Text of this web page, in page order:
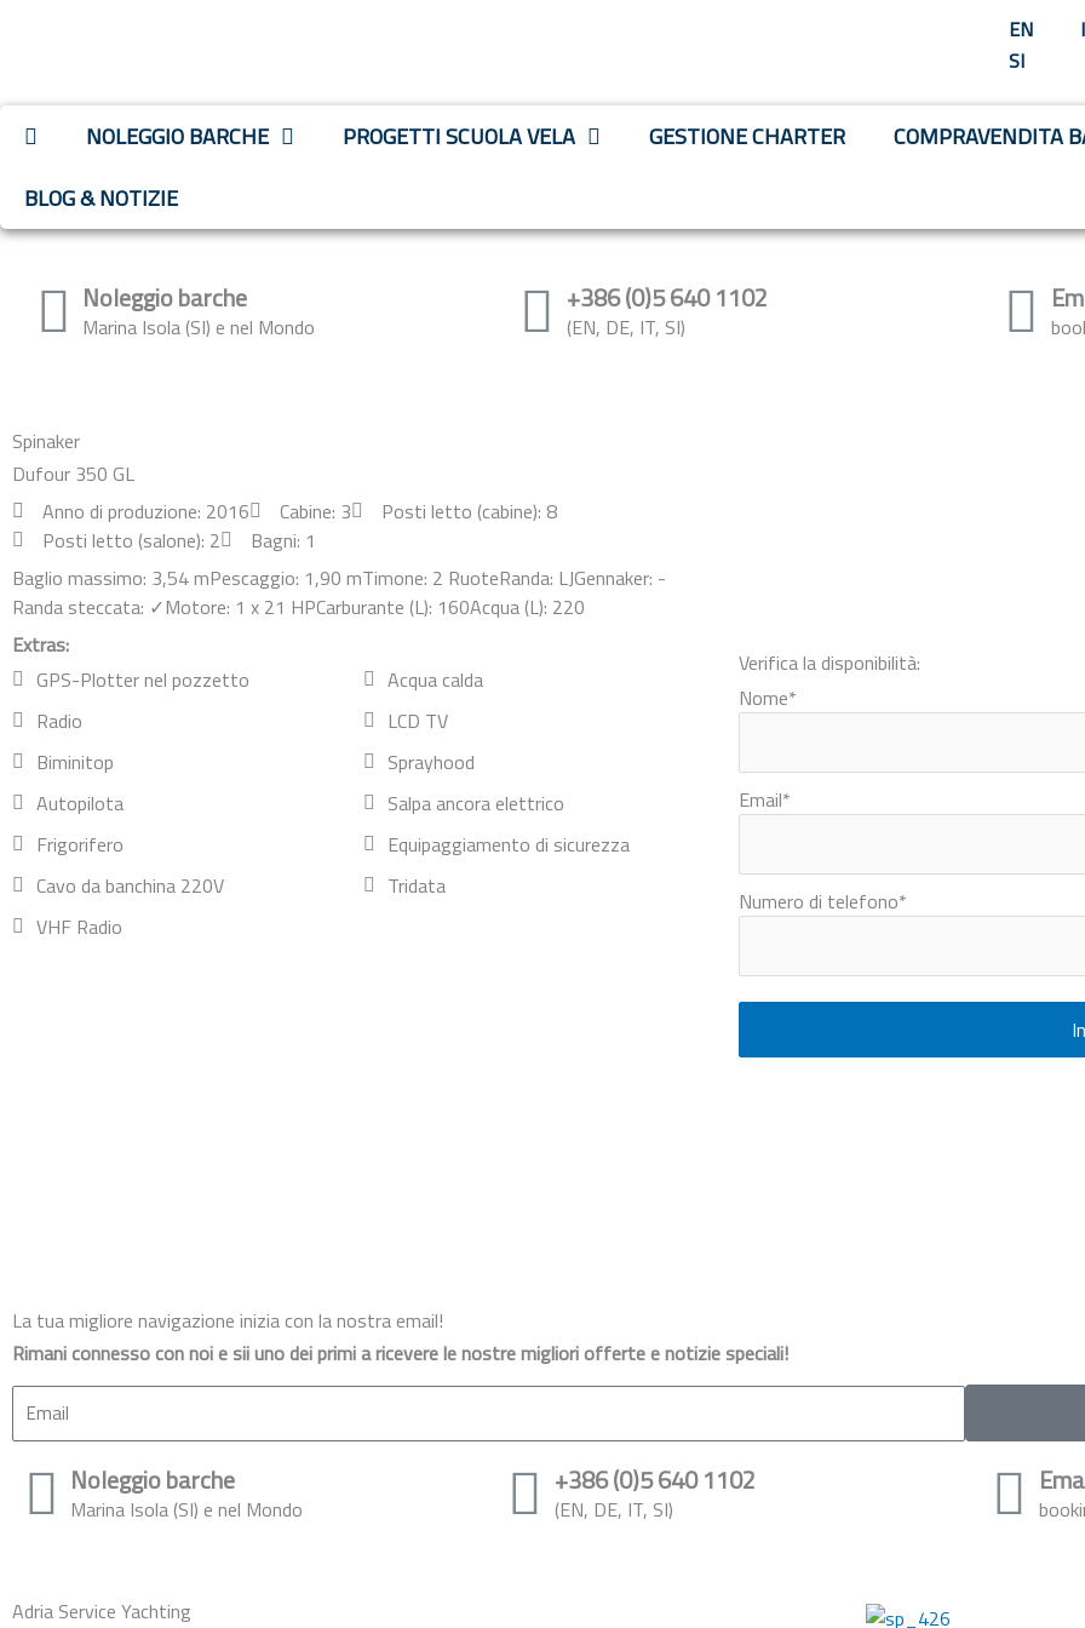
EN
SI
NOLEGGIO BARCHE PROGETTI SCUOLA VELA GESTIONE CHARTER
COMPRAVENDITA
BLOG & NOTIZIE
Noleggio barche
Marina Isola (SI) e nel Mondo
+386 (0)5 640 1102
(EN, DE, IT, SI)
Spinaker
Dufour 350 GL
Anno di produzione: 2016
Cabine: 3
Posti letto (cabine): 8
Posti letto (salone): 2
Bagni: 1
Baglio massimo: 3,54 mPescaggio: 1,90 mTimone: 2 RuoteRanda: LJGennaker: -
Randa steccata: ✓Motore: 1 x 21 HPCarburante (L): 160Acqua (L): 220
Extras:
GPS-Plotter nel pozzetto
Acqua calda
Radio
LCD TV
Biminitop
Sprayhood
Autopilota
Salpa ancora elettrico
Frigorifero
Equipaggiamento di sicurezza
Cavo da banchina 220V
Tridata
VHF Radio
Verifica la disponibilità:
Nome*
Email*
Numero di telefono*
La tua migliore navigazione inizia con la nostra email!
Rimani connesso con noi e sii uno dei primi a ricevere le nostre migliori offerte e notizie speciali!
Noleggio barche
Marina Isola (SI) e nel Mondo
+386 (0)5 640 1102
(EN, DE, IT, SI)
Adria Service Yachting